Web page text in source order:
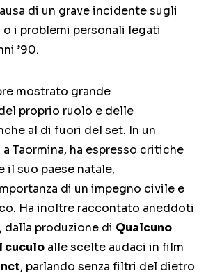
di un grave incidente sugli
o i problemi personali legati
’90.
mostrato grande
proprio ruolo e delle
al di fuori del set. In un
Taormina, ha espresso critiche
il suo paese natale,
di un impegno civile e
Ha inoltre raccontato aneddoti
dalla produzione di Qualcuno
cuculo alle scelte audaci in film
, parlando senza filtri del dietro